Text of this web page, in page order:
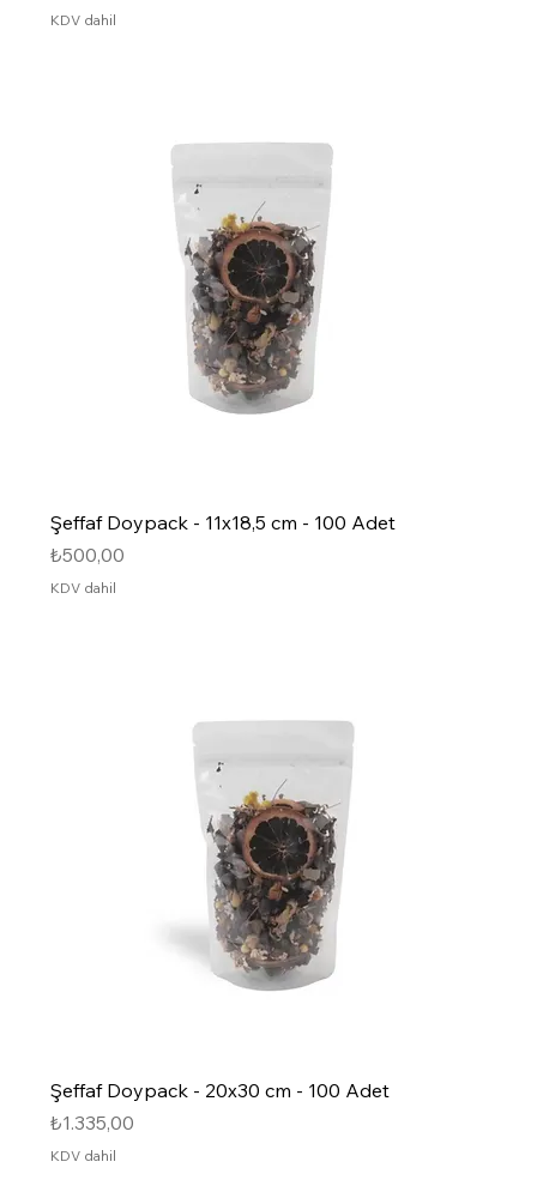
KDV dahil
Şeffaf Doypack - 11x18,5 cm - 100 Adet
Fiyat
₺500,00
KDV dahil
Şeffaf Doypack - 20x30 cm - 100 Adet
Fiyat
₺1.335,00
KDV dahil